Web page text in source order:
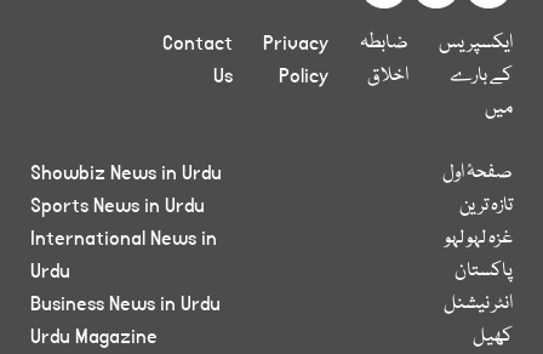
ایکسپریس
کے بارے
میں
ضابطہ
اخلاق
Privacy
Policy
Contact
Us
صفحۂ اول
تازہ ترین
غزہ لہو لہو
پاکستان
انٹر نیشنل
کھیل
Showbiz News in Urdu
Sports News in Urdu
International News in
Urdu
Business News in Urdu
Urdu Magazine